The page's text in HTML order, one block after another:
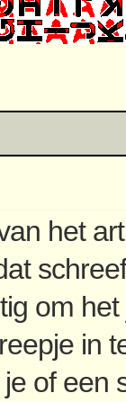
het
om
in
of een